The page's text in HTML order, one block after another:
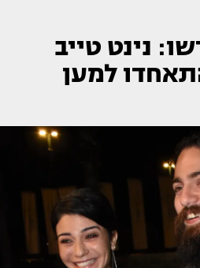
נינט טייב
למען